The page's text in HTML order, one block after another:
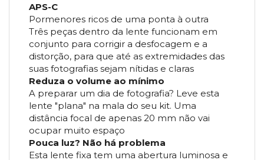
APS-C
Pormenores ricos de uma ponta à outra
Três peças dentro da lente funcionam em
conjunto para corrigir a desfocagem e a
distorção, para que até as extremidades das
suas fotografias sejam nítidas e claras
Reduza o volume ao mínimo
A preparar um dia de fotografia? Leve esta
lente "plana" na mala do seu kit. Uma
distância focal de apenas 20 mm não vai
ocupar muito espaço
Pouca luz? Não há problema
Esta lente fixa tem uma abertura luminosa e